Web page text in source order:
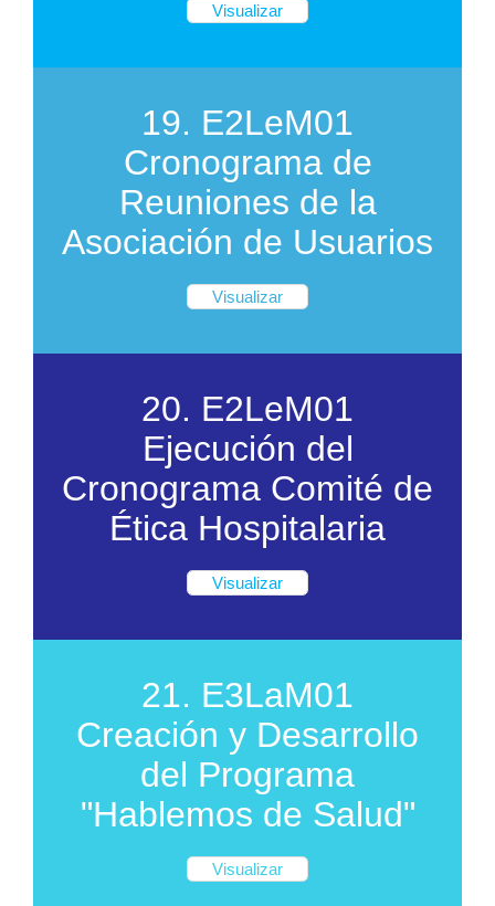
Visualizar
19. E2LeM01
Cronograma de
Reuniones de la
Asociación de Usuarios
Visualizar
20. E2LeM01
Ejecución del
Cronograma Comité de
Ética Hospitalaria
Visualizar
21. E3LaM01
Creación y Desarrollo
del Programa
"Hablemos de Salud"
Visualizar